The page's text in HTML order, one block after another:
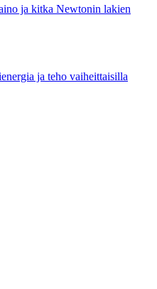
ja kitka Newtonin lakien
ja teho vaiheittaisilla